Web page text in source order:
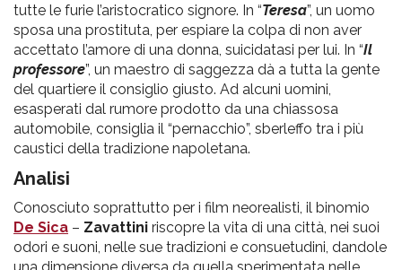
tutte le furie l’aristocratico signore. In “Teresa”, un uomo
sposa una prostituta, per espiare la colpa di non aver
accettato l’amore di una donna, suicidatasi per lui. In “Il
professore”, un maestro di saggezza dà a tutta la gente
del quartiere il consiglio giusto. Ad alcuni uomini,
esasperati dal rumore prodotto da una chiassosa
automobile, consiglia il “pernacchio”, sberleffo tra i più
caustici della tradizione napoletana.
Analisi
Conosciuto soprattutto per i film neorealisti, il binomio
De Sica – Zavattini riscopre la vita di una città, nei suoi
odori e suoni, nelle sue tradizioni e consuetudini, dandole